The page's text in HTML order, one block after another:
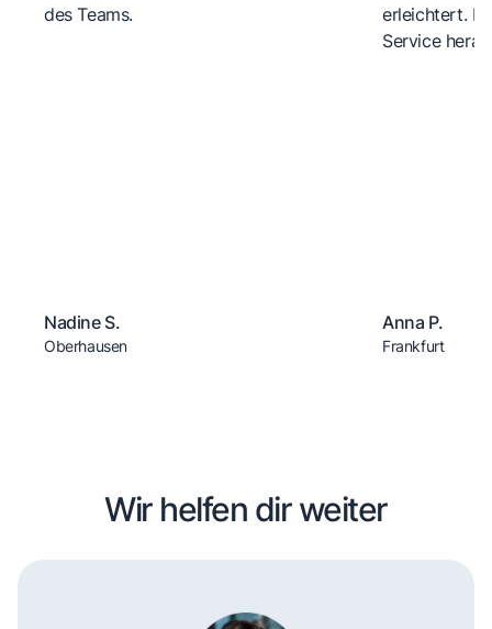
des Teams.
Nadine S.
Oberhausen
erleichtert.
Service
Anna P.
Frankfurt
Wir helfen dir weiter